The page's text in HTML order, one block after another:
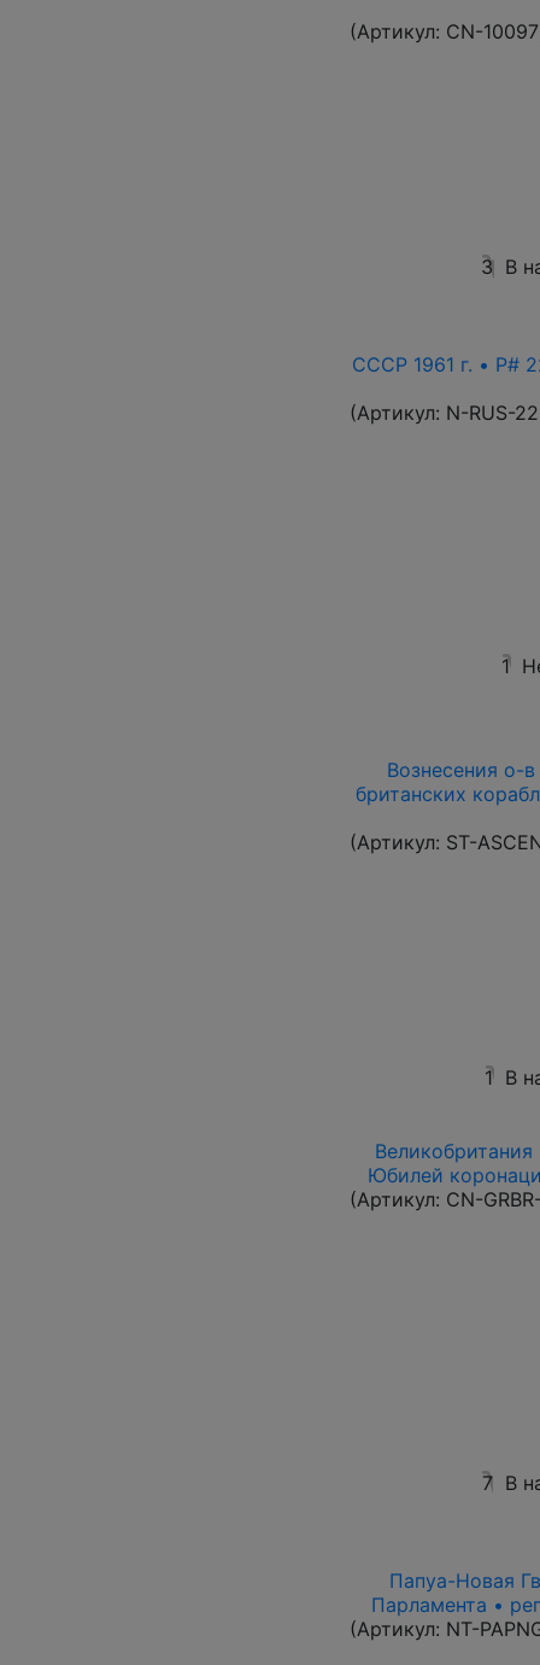
(Артикул: CN-10097
3 В
СССР 1961 г. • P#
(Артикул: N-RUS-
1
Вознесения о-
британских
(Артикул: ST-
1 В
Юбилей
(Артикул: CN-
7 В
Папуа-Новая
Парламента •
(Артикул: NT-